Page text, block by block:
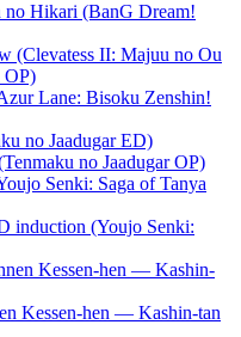
Hikari (BanG Dream!
(Clevatess II: Majuu no Ou
OP)
Lane: Bisoku Zenshin!
no Jaadugar ED)
no Jaadugar OP)
Senki: Saga of Tanya
(Youjo Senki:
Kessen-hen — Kashin-
Kessen-hen — Kashin-tan